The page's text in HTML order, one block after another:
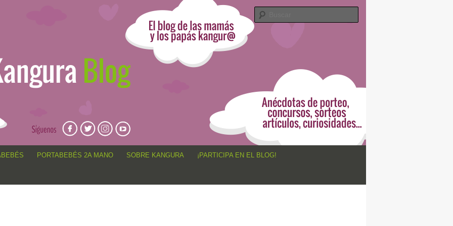
anécdotas de porteo, sorteos, concursos, artículos,
PORTABEBÉS 2A MANO SOBRE KANGURA ¡PARTICIPA EN EL BLOG!